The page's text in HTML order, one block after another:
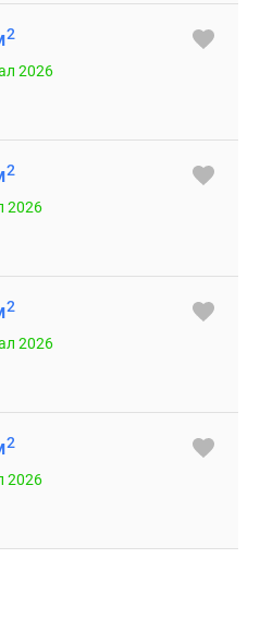
2
2026
2
2026
2
2026
2
2026